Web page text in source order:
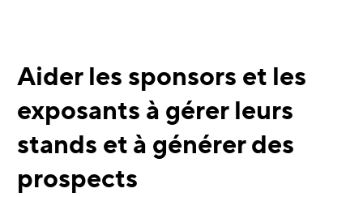
Aider les sponsors et les
exposants à gérer leurs
stands et à générer des
prospects